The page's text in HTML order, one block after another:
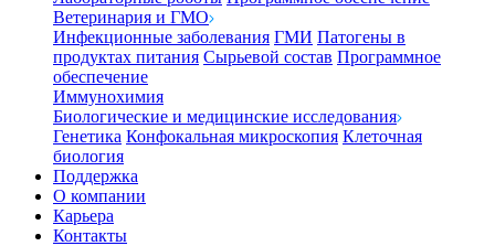
Ветеринария и ГМО
Инфекционные заболевания ГМИ Патогены в
продуктах питания Сырьевой состав Программное
обеспечение
Иммунохимия
Биологические и медицинские исследования
Генетика Конфокальная микроскопия Клеточная
биология
Поддержка
О компании
Карьера
Контакты